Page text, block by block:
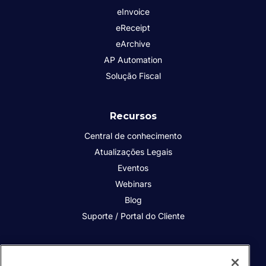
eInvoice
eReceipt
eArchive
AP Automation
Solução Fiscal
Recursos
Central de conhecimento
Atualizações Legais
Eventos
Webinars
Blog
Suporte / Portal do Cliente